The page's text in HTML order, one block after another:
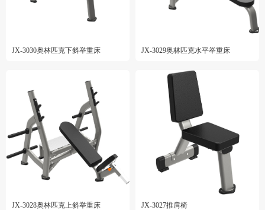
JX-3030奥林匹克下斜举重床 JX-3029奥林匹克水平举重床
JX-3028奥林匹克上斜举重床 JX-3027推肩椅